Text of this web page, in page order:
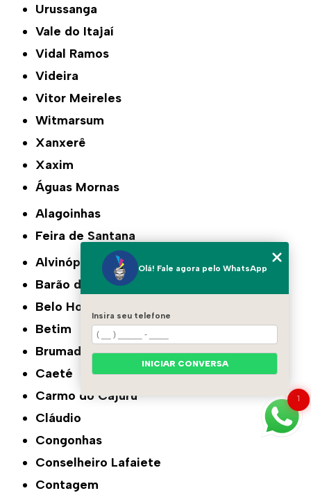
Urussanga
Vale do Itajaí
Vidal Ramos
Videira
Vitor Meireles
Witmarsum
Xanxerê
Xaxim
Águas Mornas
Alagoinhas
Feira de Santana
Alvinópolis
Barão de Cocais
Belo Horizonte
Betim
Brumadinho
Caeté
Carmo do Cajuru
Cláudio
Congonhas
Conselheiro Lafaiete
Contagem
1
Olá! Fale agora pelo WhatsApp
Insira seu telefone
INICIAR CONVERSA